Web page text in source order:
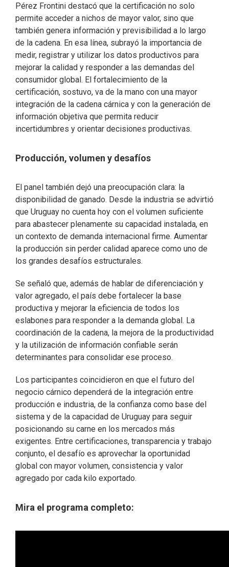
Pérez Frontini destacó que la certificación no solo
permite acceder a nichos de mayor valor, sino que
también genera información y previsibilidad a lo largo
de la cadena. En esa línea, subrayó la importancia de
medir, registrar y utilizar los datos productivos para
mejorar la calidad y responder a las demandas del
consumidor global. El fortalecimiento de la
certificación, sostuvo, va de la mano con una mayor
integración de la cadena cárnica y con la generación de
información objetiva que permita reducir
incertidumbres y orientar decisiones productivas.
Producción, volumen y desafíos
El panel también dejó una preocupación clara: la
disponibilidad de ganado. Desde la industria se advirtió
que Uruguay no cuenta hoy con el volumen suficiente
para abastecer plenamente su capacidad instalada, en
un contexto de demanda internacional firme. Aumentar
la producción sin perder calidad aparece como uno de
los grandes desafíos estructurales.
Se señaló que, además de hablar de diferenciación y
valor agregado, el país debe fortalecer la base
productiva y mejorar la eficiencia de todos los
eslabones para responder a la demanda global. La
coordinación de la cadena, la mejora de la productividad
y la utilización de información confiable serán
determinantes para consolidar ese proceso.
Los participantes coincidieron en que el futuro del
negocio cárnico dependerá de la integración entre
producción e industria, de la confianza como base del
sistema y de la capacidad de Uruguay para seguir
posicionando su carne en los mercados más
exigentes. Entre certificaciones, transparencia y trabajo
conjunto, el desafío es aprovechar la oportunidad
global con mayor volumen, consistencia y valor
agregado por cada kilo exportado.
Mira el programa completo: